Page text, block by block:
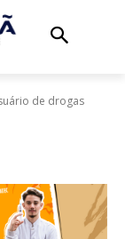
de drogas